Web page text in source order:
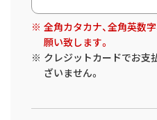
全角カタカナ、全角英数
願い致します。
クレジットカードでお支
ざいません。